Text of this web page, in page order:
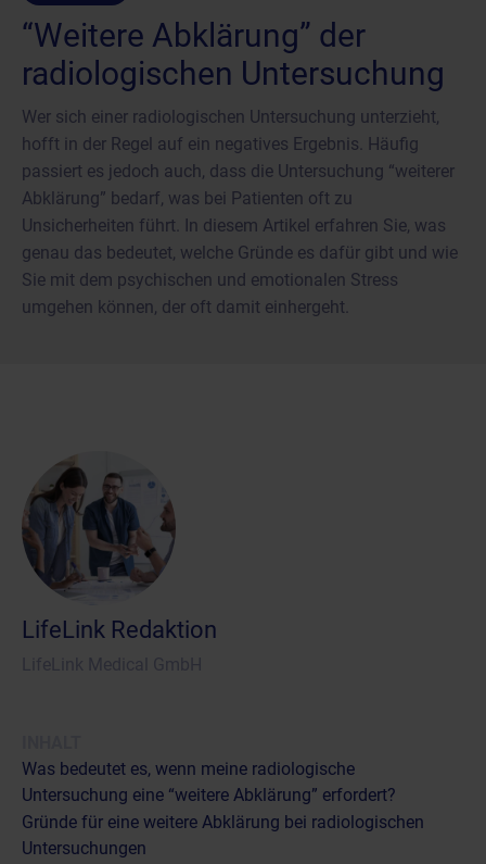
“Weitere Abklärung” der
radiologischen Untersuchung
Wer sich einer radiologischen Untersuchung unterzieht,
hofft in der Regel auf ein negatives Ergebnis. Häufig
passiert es jedoch auch, dass die Untersuchung “weiterer
Abklärung” bedarf, was bei Patienten oft zu
Unsicherheiten führt. In diesem Artikel erfahren Sie, was
genau das bedeutet, welche Gründe es dafür gibt und wie
Sie mit dem psychischen und emotionalen Stress
umgehen können, der oft damit einhergeht.
LifeLink Redaktion
Was bedeutet es, wenn meine radiologische
Untersuchung eine “weitere Abklärung” erfordert?
Gründe für eine weitere Abklärung bei radiologischen
Untersuchungen